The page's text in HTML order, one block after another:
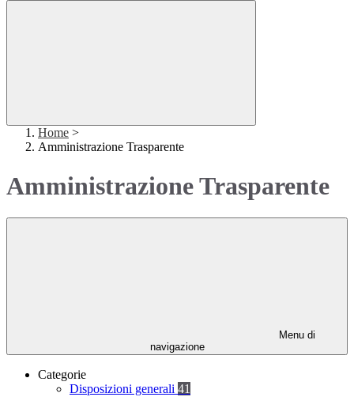
Home >
Amministrazione Trasparente
Amministrazione Trasparente
Menu di
navigazione
Categorie
Disposizioni generali 41